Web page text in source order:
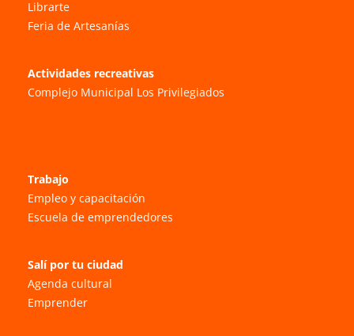
Librarte
Feria de Artesanías
Actividades recreativas
Complejo Municipal Los Privilegiados
Trabajo
Empleo y capacitación
Escuela de emprendedores
Salí por tu ciudad
Agenda cultural
Emprender